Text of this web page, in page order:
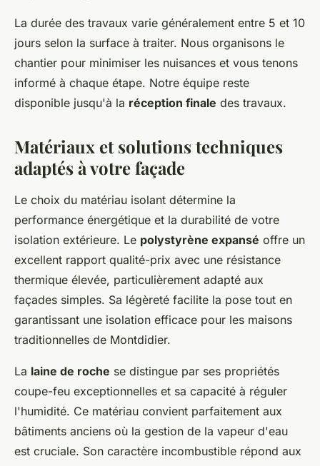
La durée des travaux varie généralement entre 5 et 10
jours selon la surface à traiter. Nous organisons le
chantier pour minimiser les nuisances et vous tenons
informé à chaque étape. Notre équipe reste
disponible jusqu'à la réception finale des travaux.
Matériaux et solutions techniques
adaptés à votre façade
Le choix du matériau isolant détermine la
performance énergétique et la durabilité de votre
isolation extérieure. Le polystyrène expansé offre un
excellent rapport qualité-prix avec une résistance
thermique élevée, particulièrement adapté aux
façades simples. Sa légèreté facilite la pose tout en
garantissant une isolation efficace pour les maisons
traditionnelles de Montdidier.
La laine de roche se distingue par ses propriétés
coupe-feu exceptionnelles et sa capacité à réguler
l'humidité. Ce matériau convient parfaitement aux
bâtiments anciens où la gestion de la vapeur d'eau
est cruciale. Son caractère incombustible répond aux